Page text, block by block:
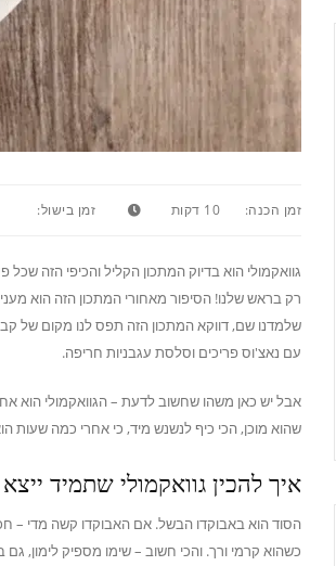
זמן הכנה: 10 דקות זמן בישול:
גוואקמולי הוא בדיוק המתכון הקליל והכיפי הזה
רק בראש שלנו! הסיפור מאחורי המתכון הזה הוא
שלמדנו שם, דווקא המתכון הזה תפס לנו מקום של
עם נאצ'וס פריכים וסלסת עגבניות חריפה.
אבל יש כאן משהו שחשוב לדעת – הגוואקמולי הוא
שהוא מוכן, הכי כיף לנשנש מיד, כי אחרי כמה
איך להכין גוואקמולי שתמיד
הסוד הוא באבוקדו הבשל. אם האבוקדו קשה מדי –
כשהוא קרמי ורך. והכי חשוב – שימו מספיק לימון,